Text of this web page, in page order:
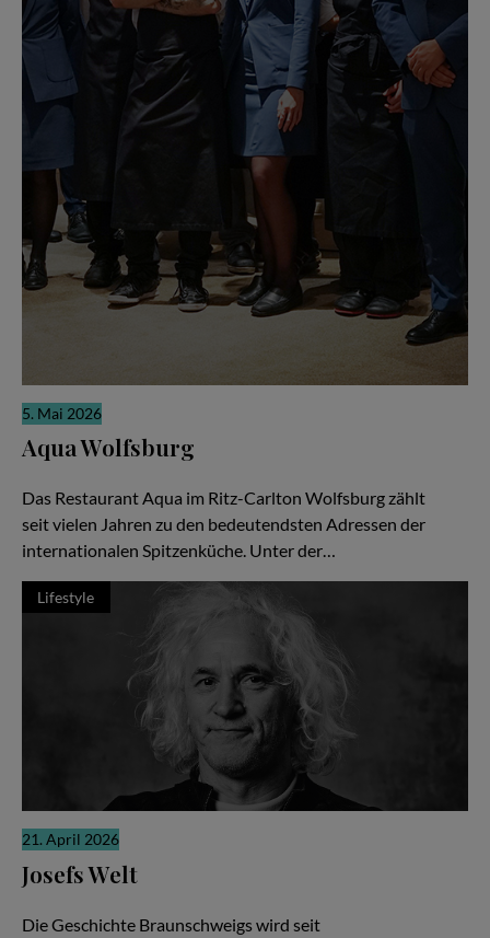
5. Mai 2026
Aqua Wolfsburg
Das Restaurant Aqua im Ritz-Carlton Wolfsburg zählt
seit vielen Jahren zu den bedeutendsten Adressen der
internationalen Spitzenküche. Unter der…
Lifestyle
21. April 2026
Josefs Welt
Die Geschichte Braunschweigs wird seit